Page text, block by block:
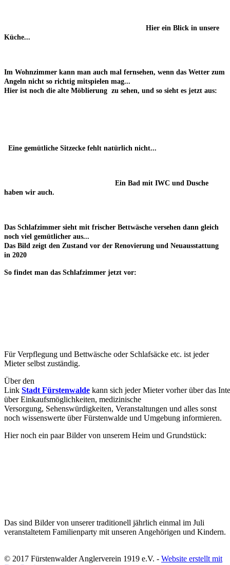
Hier ein Blick in unsere
Küche...
Im Wohnzimmer kann man auch mal fernsehen, wenn das Wetter zum
Angeln nicht so richtig mitspielen mag...
Hier ist noch die alte Möblierung zu sehen, und so sieht es jetzt aus:
Eine gemütliche Sitzecke fehlt natürlich nicht...
Ein Bad mit IWC und Dusche
haben wir auch.
Das Schlafzimmer sieht mit frischer Bettwäsche versehen dann gleich
noch viel gemütlicher aus...
Das Bild zeigt den Zustand vor der Renovierung und Neuausstattung
in 2020
So findet man das Schlafzimmer jetzt vor:
Für Verpflegung und Bettwäsche oder Schlafsäcke etc. ist jeder
Mieter selbst zuständig.
Über den
Link Stadt Fürstenwalde kann sich jeder Mieter vorher über das
über Einkaufsmöglichkeiten, medizinische
Versorgung, Sehenswürdigkeiten, Veranstaltungen und alles sonst
noch wissenswerte über Fürstenwalde und Umgebung informieren.
Hier noch ein paar Bilder von unserem Heim und Grundstück:
Das sind Bilder von unserer traditionell jährlich einmal im Juli
veranstaltetem Familienparty mit unseren Angehörigen und Kindern.
© 2017 Fürstenwalder Anglerverein 1919 e.V. - Website erstellt mit